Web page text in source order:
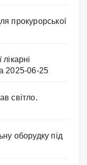
прокурорської
2025-06-25
світло.
оборудку під